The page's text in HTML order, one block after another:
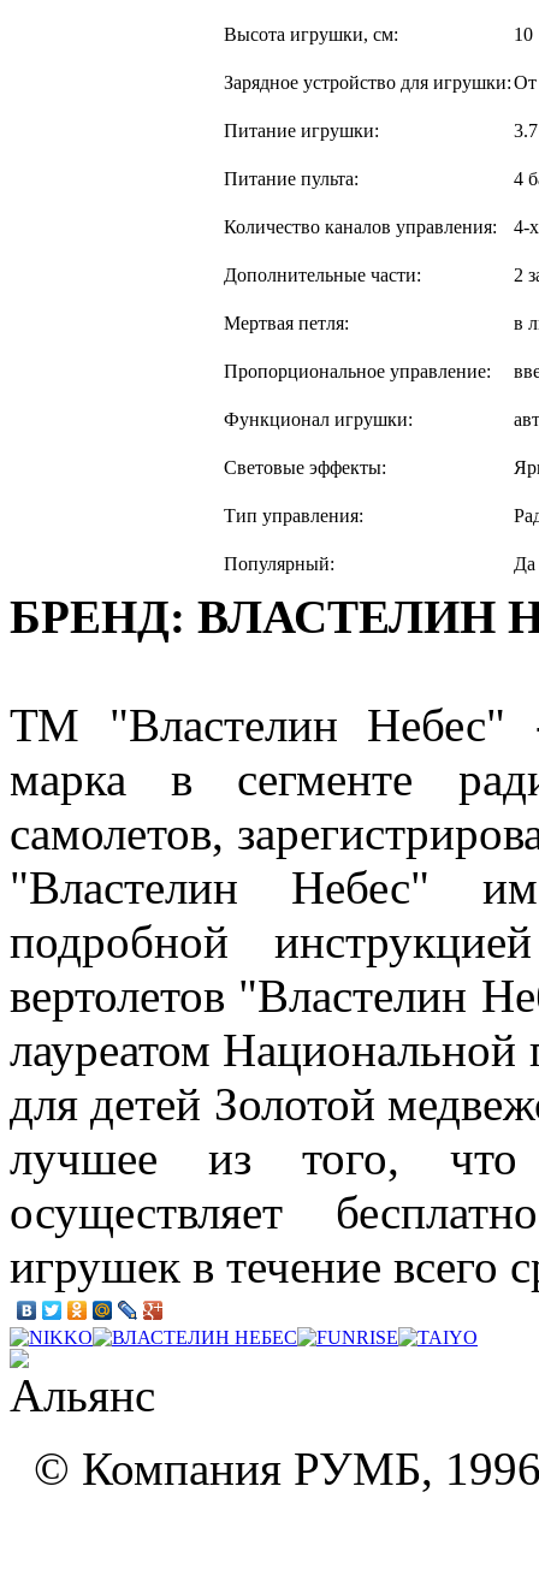
Высота игрушки, см: 10
Зарядное устройство для игрушки:От
Питание игрушки:
Питание пульта: 4
Количество каналов управления: 4-
Дополнительные части: 2
Мертвая петля: в
Пропорциональное управление:
Функционал игрушки:
Световые эффекты:
Тип управления:
Популярный: Да
БРЕНД: ВЛАСТЕЛИН
ТМ "Властелин Небес" -
марка в сегменте
самолетов,
"Властелин Небес"
подробной
вертолетов "Властелин
лауреатом Национальной
для детей Золотой
лучшее из того, что
осуществляет
игрушек в течение всего
© Компания РУМБ,